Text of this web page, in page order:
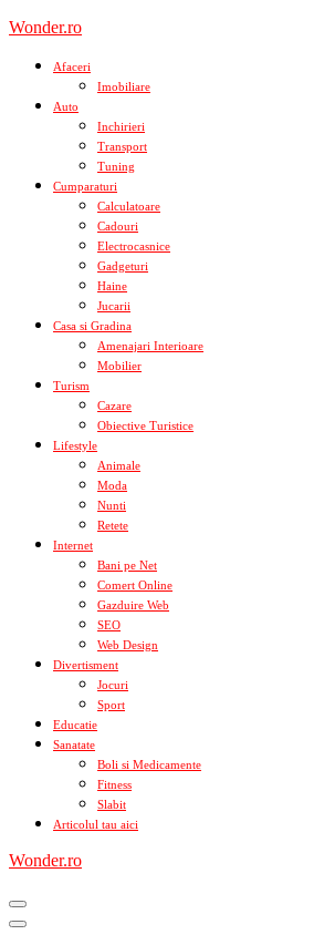
Skip
content
Wonder.ro
Afaceri
Imobiliare
Auto
Inchirieri
Transport
Tuning
Cumparaturi
Calculatoare
Cadouri
Electrocasnice
Gadgeturi
Haine
Jucarii
Casa si Gradina
Amenajari Interioare
Mobilier
Turism
Cazare
Obiective Turistice
Lifestyle
Animale
Moda
Nunti
Retete
Internet
Bani pe Net
Comert Online
Gazduire Web
SEO
Web Design
Divertisment
Jocuri
Sport
Educatie
Sanatate
Boli si Medicamente
Fitness
Slabit
Articolul tau aici
Wonder.ro